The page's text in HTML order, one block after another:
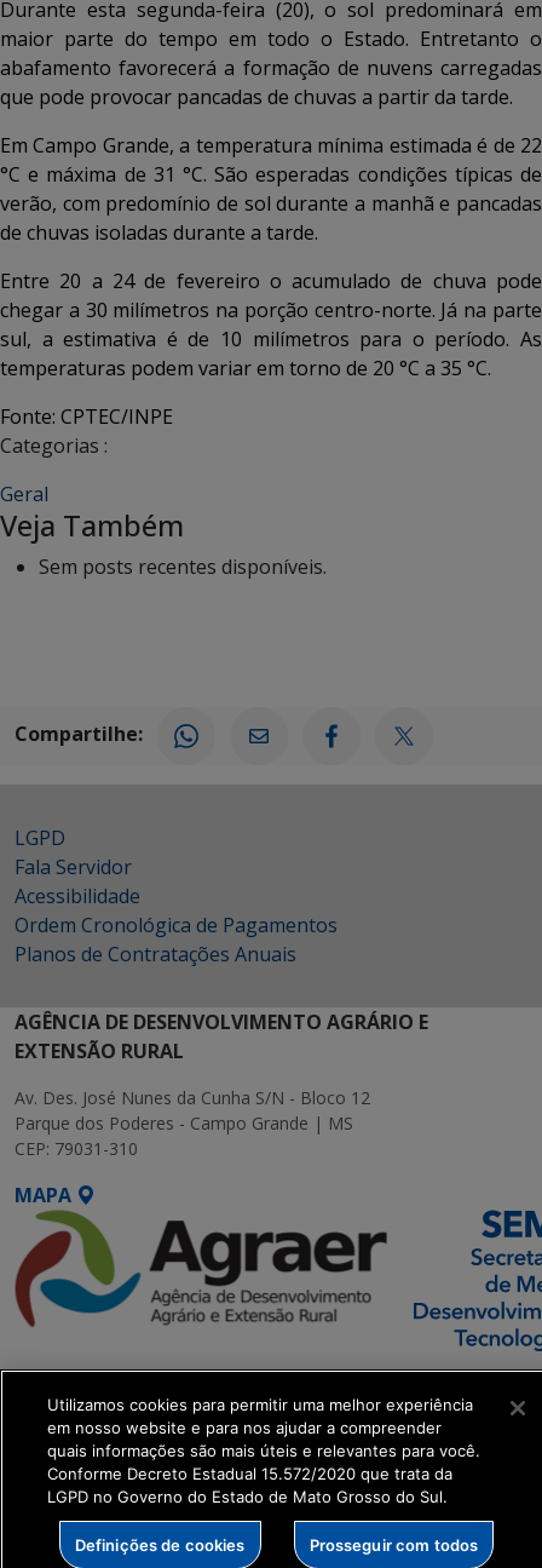
Durante esta segunda-feira (20), o sol predominará em
maior parte do tempo em todo o Estado. Entretanto o
abafamento favorecerá a formação de nuvens carregadas
que pode provocar pancadas de chuvas a partir da tarde.
Em Campo Grande, a temperatura mínima estimada é de 22
°C e máxima de 31 °C.São esperadas condições típicas de
verão, com predomínio de sol durante a manhã e pancadas
de chuvas isoladas durante a tarde.
Entre 20 a 24 de fevereiro o acumulado de chuva pode
chegar a 30 milímetros na porção centro-norte. Já na parte
sul, a estimativa é de 10 milímetros para o período. As
temperaturas podem variar em torno de 20 °C a 35 °C.
Fonte: CPTEC/INPE
Categorias :
Geral
Veja Também
Sem posts recentes disponíveis.
Compartilhe:
LGPD
Fala Servidor
Acessibilidade
Ordem Cronológica de Pagamentos
Planos de Contratações Anuais
AGÊNCIA DE DESENVOLVIMENTO AGRÁRIO E
EXTENSÃO RURAL
Av. Des. José Nunes da Cunha S/N - Bloco 12
Parque dos Poderes - Campo Grande | MS
CEP: 79031-310
MAPA
Executiva de
Transformação Digital
get_footer();
Utilizamos cookies para permitir uma melhor experiência
em nosso website e para nos ajudar a compreender
quais informações são mais úteis e relevantes para você.
Conforme Decreto Estadual 15.572/2020 que trata da
LGPD no Governo do Estado de Mato Grosso do Sul.
Definições de cookies Prosseguir com todos